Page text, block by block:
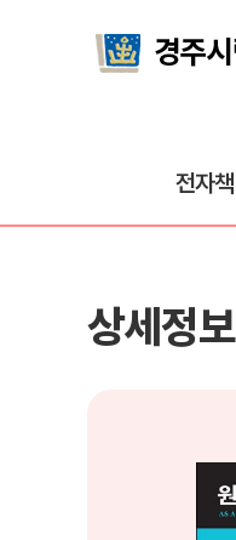
전자책
상세정보